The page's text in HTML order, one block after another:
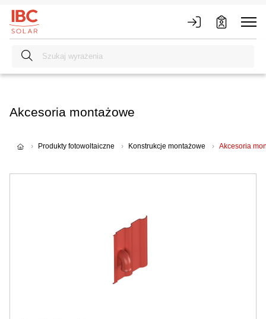
Akcesoria montażowe
Produkty fotowoltaiczne Konstrukcje montażowe Akcesoria